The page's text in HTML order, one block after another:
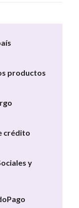
productos
crédito
y